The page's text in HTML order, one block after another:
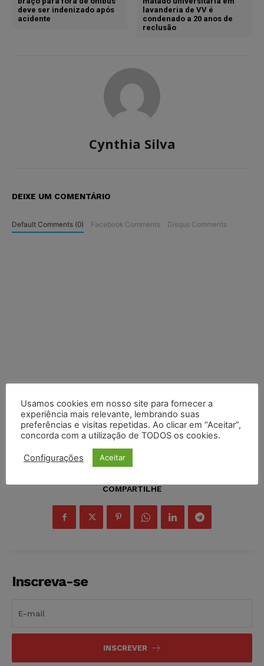
deve ser indenizado após
acidente
lavanderia de VV é
condenado a 20 anos de
reclusão
Cynthia Silva
DEIXE UM COMENTÁRIO
Default Comments (0) Facebook Comments Disqus Comments
COMPARTILHE
Inscreva-se
INSCREVER
Usamos cookies em nosso site para fornecer a
experiência mais relevante, lembrando suas
preferências e visitas repetidas. Ao clicar em “Aceitar”,
concorda com a utilização de TODOS os cookies.
Configurações Aceitar